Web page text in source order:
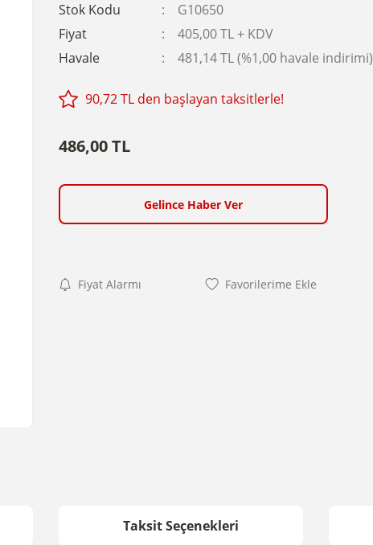
Stok Kodu
G10650
Fiyat
405,00 TL + KDV
Havale
481,14 TL (%1,00 havale indirimi)
90,72 TL den başlayan taksitlerle!
486,00 TL
Gelince Haber Ver
Fiyat Alarmı
Taksit Seçenekleri